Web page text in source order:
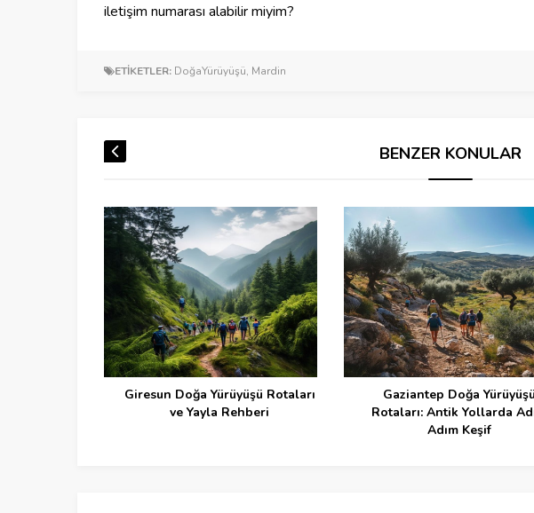
iletişim numarası alabilir miyim?
ETİKETLER: DoğaYürüyüşü, Mardin
BENZER KONULAR
Giresun Doğa Yürüyüşü Rotaları
ve Yayla Rehberi
Gaziantep Doğa Yürüyüşü
Rotaları: Antik Yollarda
Adım Keşif